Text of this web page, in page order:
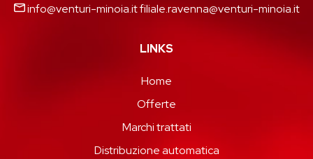
info@venturi-minoia.itfiliale.ravenna@venturi-minoia.it
LINKS
Home
Offerte
Marchi trattati
Distribuzione automatica